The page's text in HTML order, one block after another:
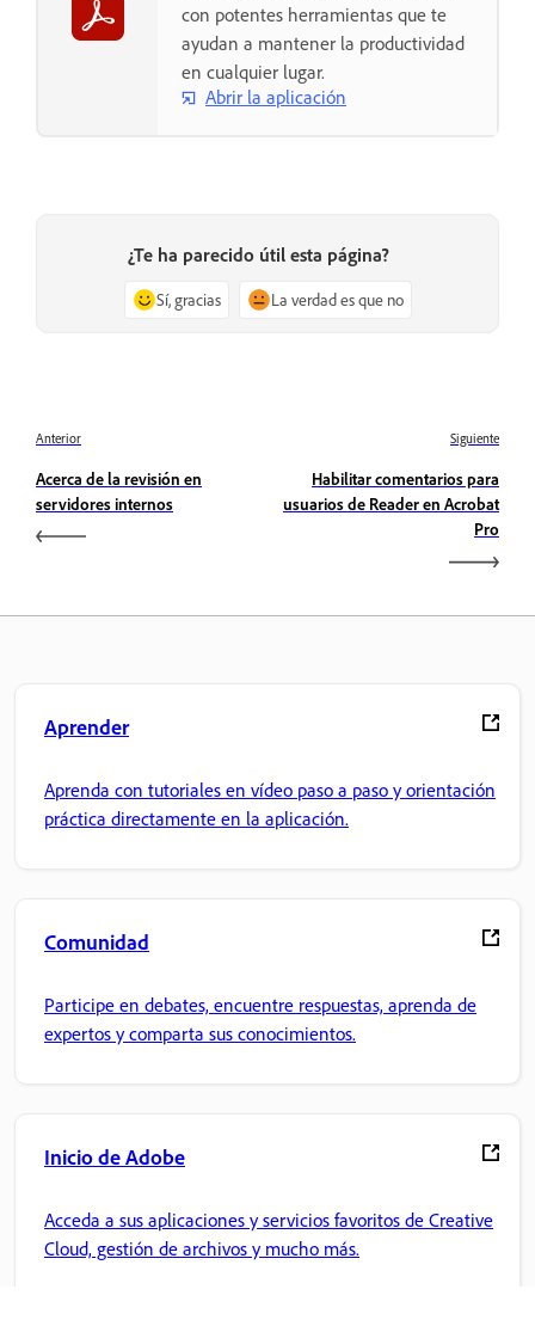
con potentes herramientas que te
ayudan a mantener la productividad
en cualquier lugar.
Abrir la aplicación
¿Te ha parecido útil esta página?
Sí, gracias La verdad es que no
Anterior
Acerca de la revisión en
servidores internos
Siguiente
Habilitar comentarios para
usuarios de Reader en Acrobat
Pro
Aprender
Aprenda con tutoriales en vídeo paso a paso y orientación
práctica directamente en la aplicación.
Comunidad
Participe en debates, encuentre respuestas, aprenda de
expertos y comparta sus conocimientos.
Inicio de Adobe
Acceda a sus aplicaciones y servicios favoritos de Creative
Cloud, gestión de archivos y mucho más.